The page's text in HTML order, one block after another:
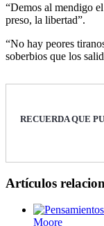
“Demos al mendigo
preso, la libertad”.
“No hay peores
soberbios que los
RECUERDA QUE
Artículos
Moore